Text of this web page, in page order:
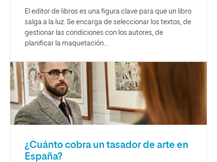
El editor de libros es una figura clave para que un libro
salga a la luz. Se encarga de seleccionar los textos, de
gestionar las condiciones con los autores, de
planificar la maquetación…
¿Cuánto cobra un tasador de arte en
España?